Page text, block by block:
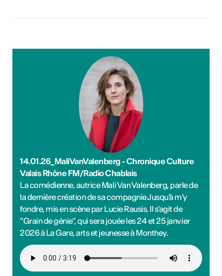
14.01.26_MaliVanValenberg - Chronique Culture
Valais Rhône FM/Radio Chablais
La comédienne, autrice Mali Van Valenberg, parle de
la dernière création de sa compagnie Jusqu'à m'y
fondre, mis en scène par Lucie Rausis. Il s'agit de
"Grain de génie", qui sera jouée les 24 et 25 janvier
2026 à La Gare, arts et jeunesse à Monthey.